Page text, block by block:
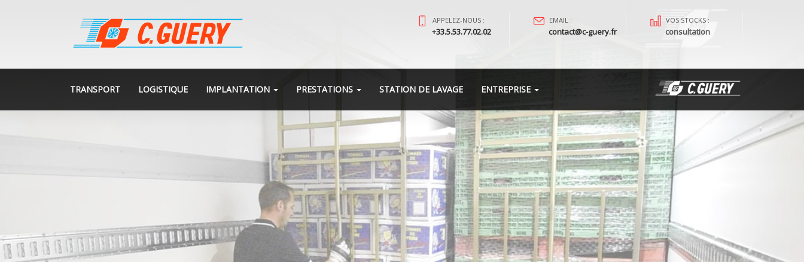
APPELEZ-NOUS :
+33.5.53.77.02.02
EMAIL :
contact@c-guery.fr
VOS STOCKS :
consultation
TRANSPORT LOGISTIQUE IMPLANTATION PRESTATIONS STATION DE LAVAGE ENTREPRISE